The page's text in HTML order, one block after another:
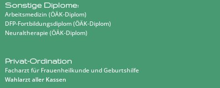
Sonstige Diplome:
Arbeitsmedizin (ÖÄK-Diplom)
DFP-Fortbildungsdiplom (ÖÄK-Diplom)
Neuraltherapie (ÖÄK-Diplom)
Privat-Ordination
Facharzt für Frauenheilkunde und Geburtshilfe
Wahlarzt aller Kassen